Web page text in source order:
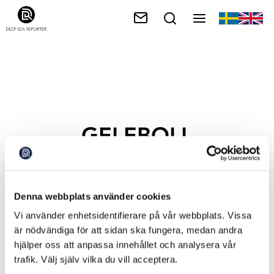
Denna webbplats använder cookies
Vi använder enhetsidentifierare på vår webbplats. Vissa
är nödvändiga för att sidan ska fungera, medan andra
hjälper oss att anpassa innehållet och analysera vår
trafik. Välj själv vilka du vill acceptera.
GELEBOLL